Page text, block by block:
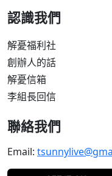
認識我們
解憂福利社
創辦人的話
解憂信箱
李組長回信
聯絡我們
Email: